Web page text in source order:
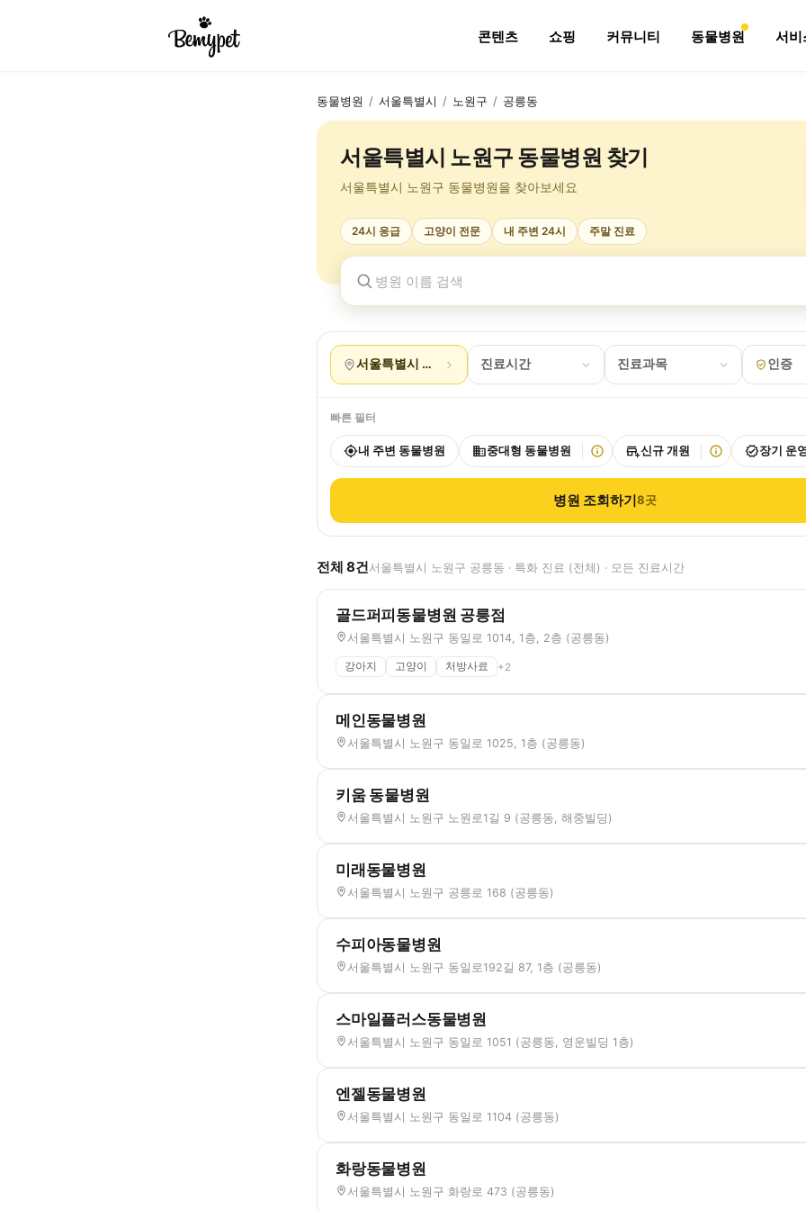
콘텐츠 쇼핑 커뮤니티 동물병원 서비
동물병원 / 서울특별시 / 노원구 / 공릉동
서울특별시 노원구 동물병원 찾기
서울특별시 노원구 동물병원을 찾아보세요
24시 응급 고양이 전문 내 주변 24시 주말 진료
서울특별시 노원구 공릉동진료시간 진료과목 인증
빠른 필터
내 주변 동물병원 중대형 동물병원 신규 개원 장기 운
병원 조회하기8곳
전체 8건서울특별시 노원구 공릉동 · 특화 진료 (전체) · 모든 진료시간
골드퍼피동물병원 공릉점
서울특별시 노원구 동일로 1014, 1층, 2층 (공릉동)
강아지 고양이 처방사료 +2
메인동물병원
서울특별시 노원구 동일로 1025, 1층 (공릉동)
키움 동물병원
서울특별시 노원구 노원로1길 9 (공릉동, 해중빌딩)
미래동물병원
서울특별시 노원구 공릉로 168 (공릉동)
수피아동물병원
서울특별시 노원구 동일로192길 87, 1층 (공릉동)
스마일플러스동물병원
서울특별시 노원구 동일로 1051 (공릉동, 영운빌딩 1층)
엔젤동물병원
서울특별시 노원구 동일로 1104 (공릉동)
화랑동물병원
서울특별시 노원구 화랑로 473 (공릉동)